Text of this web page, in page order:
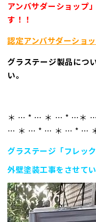
アンバサダーショップ
す！！
認定アンバサダーショ
グラステージ製品につ
い。
＊ … * … ＊ … * …＊
… ＊ … * … ＊ … * …
グラステージ「フレッ
外壁塗装工事をさせて